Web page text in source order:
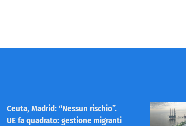
Ceuta, Madrid: “Nessun rischio”.
UE fa quadrato: gestione migranti